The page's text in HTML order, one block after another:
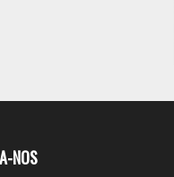
NOS